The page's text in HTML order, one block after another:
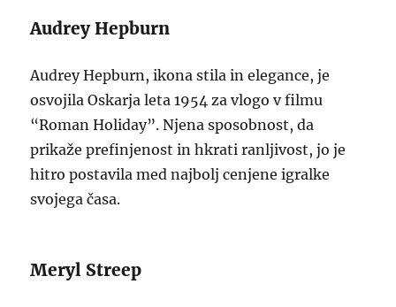
Audrey Hepburn
Audrey Hepburn, ikona stila in elegance, je
osvojila Oskarja leta 1954 za vlogo v filmu
“Roman Holiday”. Njena sposobnost, da
prikaže prefinjenost in hkrati ranljivost, jo je
hitro postavila med najbolj cenjene igralke
svojega časa.
Meryl Streep